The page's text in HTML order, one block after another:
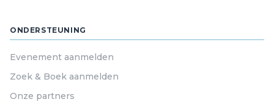
ONDERSTEUNING
Evenement aanmelden
Zoek & Boek aanmelden
Onze partners